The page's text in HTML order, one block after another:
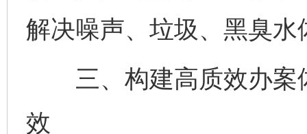
解决噪声、垃圾、黑臭
三、构建高质效办案
效